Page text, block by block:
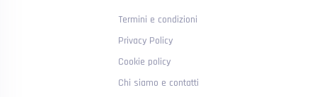
Termini e condizioni
Privacy Policy
Cookie policy
Chi siamo e contatti